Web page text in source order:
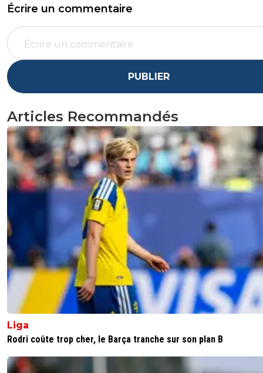
Écrire un commentaire
PUBLIER
Articles Recommandés
Liga
Rodri coûte trop cher, le Barça tranche sur son plan B